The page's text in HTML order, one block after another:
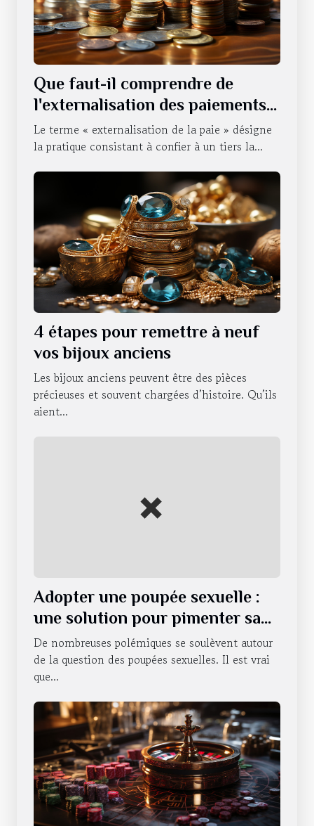
Que faut-il comprendre de
l'externalisation des paiements
d'une entreprise ?
Le terme « externalisation de la paie » désigne
la pratique consistant à confier à un tiers la...
4 étapes pour remettre à neuf
vos bijoux anciens
Les bijoux anciens peuvent être des pièces
précieuses et souvent chargées d’histoire. Qu’ils
aient...
Adopter une poupée sexuelle :
une solution pour pimenter sa
vie sexuelle ?
De nombreuses polémiques se soulèvent autour
de la question des poupées sexuelles. Il est vrai
que...